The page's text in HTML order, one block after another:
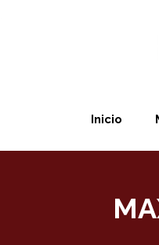
Inicio